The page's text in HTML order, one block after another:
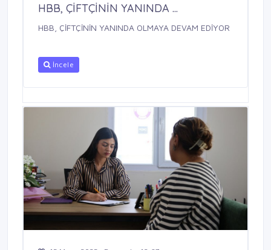
HBB, ÇİFTÇİNİN YANINDA ...
HBB, ÇİFTÇİNİN YANINDA OLMAYA DEVAM EDİYOR
İncele